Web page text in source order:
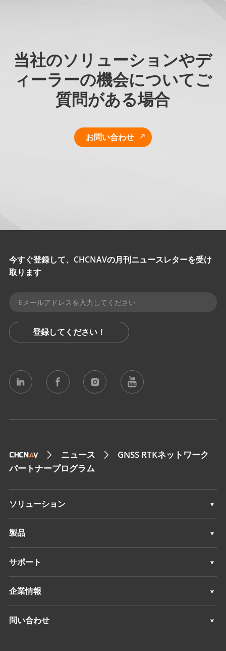
当社のソリューションやデ
ィーラーの機会についてご
質問がある場合
お問い合わせ
今すぐ登録して、CHCNAVの月刊ニュースレターを受け
取ります
登録してください！
ニュース
GNSS RTKネットワーク
パートナープログラム
ソリューション
ソリューション
製品
機械制御システム
すべての製品
サポート
サポート
企業情報
概要
問い合わせ